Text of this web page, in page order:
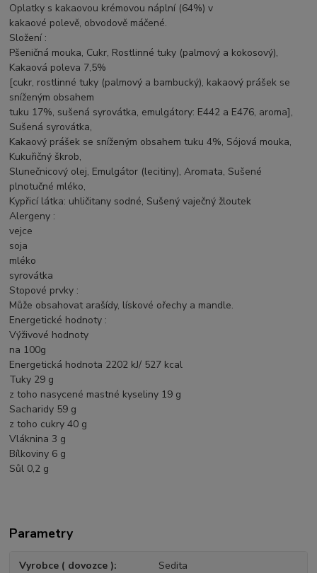
Oplatky s kakaovou krémovou náplní (64%) v
kakaové polevě, obvodově máčené.
Složení :
Pšeničná mouka, Cukr, Rostlinné tuky (palmový a kokosový),
Kakaová poleva 7,5%
[cukr, rostlinné tuky (palmový a bambucký), kakaový prášek se
sníženým obsahem
tuku 17%, sušená syrovátka, emulgátory: E442 a E476, aroma],
Sušená syrovátka,
Kakaový prášek se sníženým obsahem tuku 4%, Sójová mouka,
Kukuřičný škrob,
Slunečnicový olej, Emulgátor (lecitiny), Aromata, Sušené
plnotučné mléko,
Kypřicí látka: uhličitany sodné, Sušený vaječný žloutek
Alergeny :
vejce
soja
mléko
syrovátka
Stopové prvky :
Může obsahovat arašídy, lískové ořechy a mandle.
Energetické hodnoty :
Výživové hodnoty
na 100g
Energetická hodnota 2202 kJ/ 527 kcal
Tuky 29 g
z toho nasycené mastné kyseliny 19 g
Sacharidy 59 g
z toho cukry 40 g
Vláknina 3 g
Bílkoviny 6 g
Sůl 0,2 g
Parametry
Vyrobce ( dovozce ) Sedita